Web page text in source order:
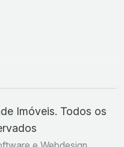
Imóveis. Todos os